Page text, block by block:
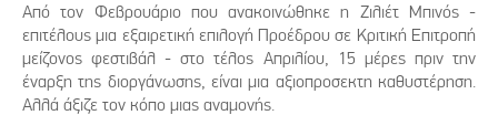
Από τον Φεβρουάριο που ανακοινώθηκε η Ζιλιέτ Μπινός -
επιτέλους μια εξαιρετική επιλογή Προέδρου σε Κριτική Επιτροπή
μείζονος φεστιβάλ - στο τέλος Απριλίου, 15 μέρες πριν την
έναρξη της διοργάνωσης, είναι μια αξιοπροσεκτη καθυστέρηση.
Αλλά άξιζε τον κόπο μιας αναμονής.